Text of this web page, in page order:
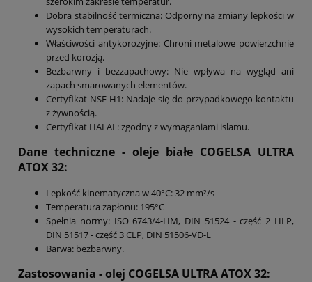
Dobra stabilność termiczna: Odporny na zmiany lepkości w
wysokich temperaturach.
Właściwości antykorozyjne: Chroni metalowe powierzchnie
przed korozją.
Bezbarwny i bezzapachowy: Nie wpływa na wygląd ani
zapach smarowanych elementów.
Certyfikat NSF H1: Nadaje się do przypadkowego kontaktu
z żywnością.
Certyfikat HALAL: zgodny z wymaganiami islamu.
Dane techniczne - oleje białe COGELSA ULTRA
ATOX 32:
Lepkość kinematyczna w 40°C: 32 mm²/s
Temperatura zapłonu: 195°C
Spełnia normy: ISO 6743/4-HM, DIN 51524 - część 2 HLP,
DIN 51517 - część 3 CLP, DIN 51506-VD-L
Barwa: bezbarwny.
Zastosowania - olej COGELSA ULTRA ATOX 32: